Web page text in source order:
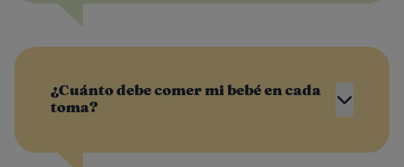
¿Cuánto debe comer mi bebé en cada
toma?